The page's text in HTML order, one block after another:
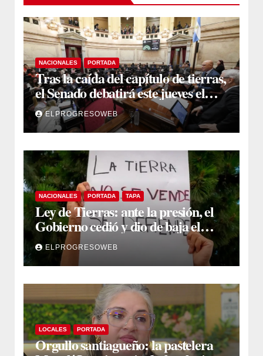
NACIONALES PORTADA
Tras la caída del capítulo de tierras,
el Senado debatirá este jueves el
proyecto sobre propiedad privada
ELPROGRESOWEB
NACIONALES PORTADA TAPA
Ley de Tierras: ante la presión, el
Gobierno cedió y dio de baja el
capítulo de la polémica
ELPROGRESOWEB
LOCALES PORTADA
Orgullo santiagueño: la pastelera